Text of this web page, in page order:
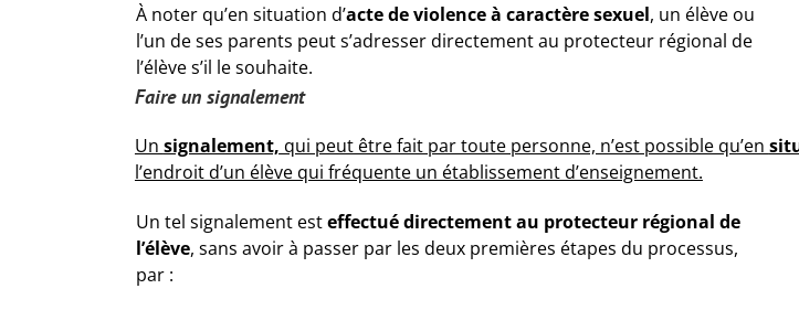
À noter qu’en situation d’acte de violence à caractère sexuel, un élève ou
l’un de ses parents peut s’adresser directement au protecteur régional de
l’élève s’il le souhaite.
Faire un signalement
Un signalement, qui peut être fait par toute personne, n’est possible qu’en
l’endroit d’un élève qui fréquente un établissement d’enseignement.
Un tel signalement esteffectué directement au protecteur régional de
l’élève, sans avoir à passer par les deux premières étapes du processus,
par :